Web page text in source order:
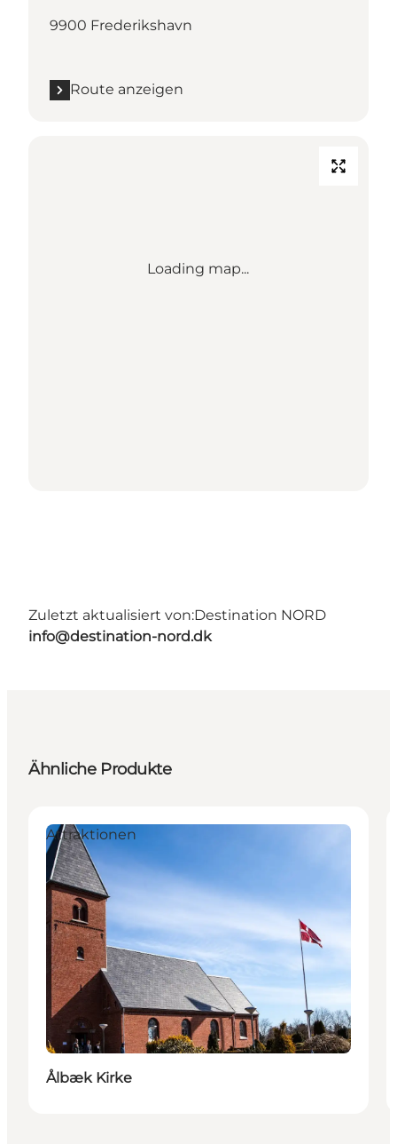
9900 Frederikshavn
Route anzeigen
Loading map...
Zuletzt aktualisiert von:Destination NORD
info@destination-nord.dk
Ähnliche Produkte
Attraktionen
Ålbæk Kirke